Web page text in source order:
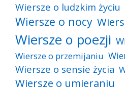
Wiersze o ludzkim życiu
Wiersze o nocy
Wiersze o poezji
Wiersze o przemijaniu
Wiersze o sensie życia
Wiersze o umieraniu